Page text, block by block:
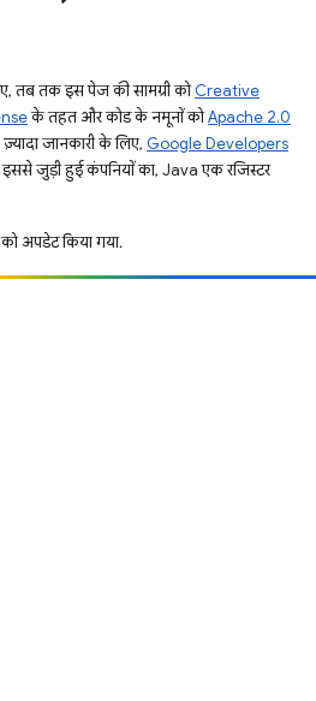
तक इस पेज की सामग्री कोCreative
के तहत और कोड के नमूनों कोApache 2.0
जानकारी के लिए, Google Developers
जुड़ी हुई कंपनियों का, Java एक रजिस्टर
अपडेट किया गया.